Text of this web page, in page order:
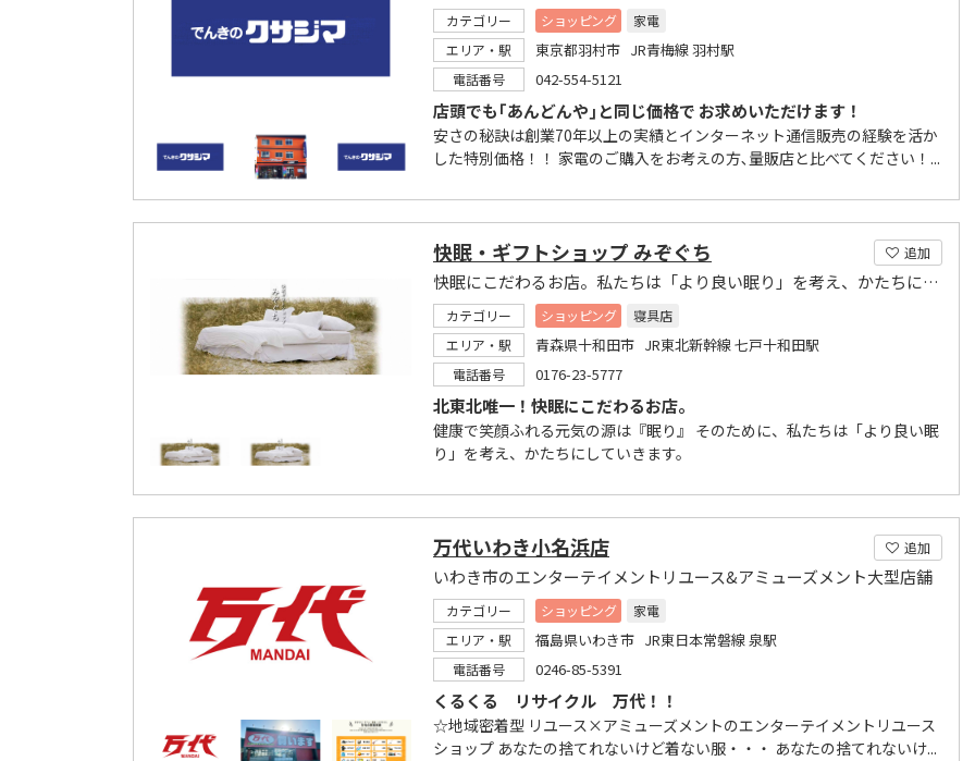
カテゴリー ショッピング
家電
エリア・駅
東京都羽村市 JR青梅線 羽村駅
電話番号 042-554-5121
店頭でも｢あんどんや｣と同じ価格で お求めいただけます！
安さの秘訣は創業70年以上の実績とインターネット通信販売の経験を活か
した特別価格！！ 家電のご購入をお考えの方､量販店と比べてください！...
追加
快眠・ギフトショップ みぞぐち
快眠にこだわるお店。私たちは「より良い眠り」を考え、かたちにしていきます。
カテゴリー ショッピング
寝具店
エリア・駅
青森県十和田市 JR東北新幹線 七戸十和田駅
電話番号 0176-23-5777
北東北唯一！快眠にこだわるお店。
健康で笑顔ふれる元気の源は『眠り』 そのために、私たちは「より良い眠
り」を考え、かたちにしていきます。
追加
万代いわき小名浜店
いわき市のエンターテイメントリユース&アミューズメント大型店舗
カテゴリー ショッピング
家電
エリア・駅
福島県いわき市 JR東日本常磐線 泉駅
電話番号 0246-85-5391
くるくる リサイクル 万代！！
☆地域密着型 リユース×アミューズメントのエンターテイメントリユース
ショップ あなたの捨てれないけど着ない服・・・ あなたの捨てれないけ...